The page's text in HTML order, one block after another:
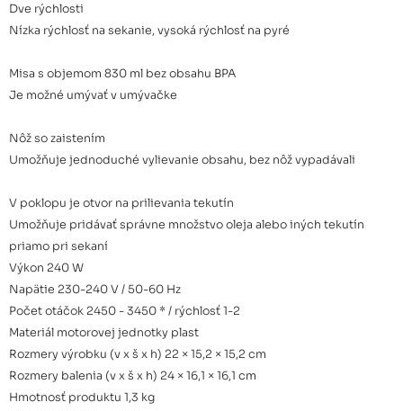
Dve rýchlosti
Nízka rýchlosť na sekanie, vysoká rýchlosť na pyré
Misa s objemom 830 ml bez obsahu BPA
Je možné umývať v umývačke
Nôž so zaistením
Umožňuje jednoduché vylievanie obsahu, bez nôž vypadávali
V poklopu je otvor na prilievania tekutín
Umožňuje pridávať správne množstvo oleja alebo iných tekutín
priamo pri sekaní
Výkon 240 W
Napätie 230-240 V / 50-60 Hz
Počet otáčok 2450 - 3450 * / rýchlosť 1-2
Materiál motorovej jednotky plast
Rozmery výrobku (v x š x h) 22 × 15,2 × 15,2 cm
Rozmery balenia (v x š x h) 24 × 16,1 × 16,1 cm
Hmotnosť produktu 1,3 kg